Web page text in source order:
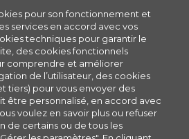
pour son fonctionnement et
services en accord avec vos
techniques pour garantir le
des cookies fonctionnels
comprendre et améliorer
de l’utilisateur, des cookies
tiers) pour vous envoyer des
être personnalisé, en accord avec
voulez en savoir plus ou refuser
de certains ou de tous les